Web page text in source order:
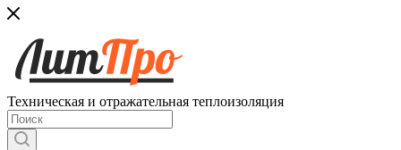
Техническая и отражательная теплоизоляция